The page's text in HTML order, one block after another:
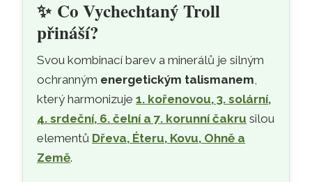
✨ Co Vychechtaný Troll
přináší?
Svou kombinací barev a minerálů je silným
ochranným energetickým talismanem,
který harmonizuje1. kořenovou, 3. solární,
4. srdeční, 6. čelní a 7. korunní čakru silou
elementů Dřeva, Éteru, Kovu, Ohně a
Země.